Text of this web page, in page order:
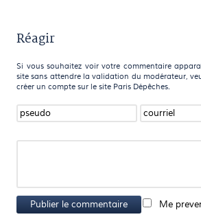
Réagir
Si vous souhaitez voir votre commentaire
site sans attendre la validation du modérateur,
créer un compte sur le site Paris Dépêches.
Publier le commentaire Me